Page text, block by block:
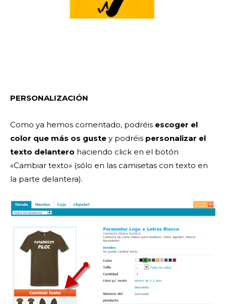
PERSONALIZACIÓN
Como ya hemos comentado, podréis escoger el
color que más os guste y podréis personalizar el
texto delantero haciendo click en el botón
«Cambiar texto» (sólo en las camisetas con texto en
la parte delantera).